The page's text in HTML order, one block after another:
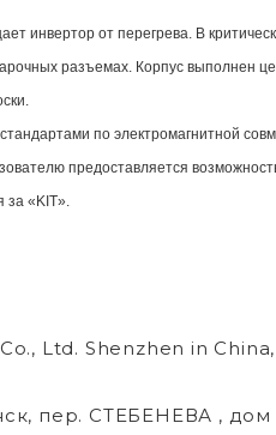
инвертор от перегрева. В
разъемах. Корпус выполнен
по электромагнитной
предоставляется
за «KIT».
Ltd. Shenzhen in
пер. СТЕБЕНЕВА , дом